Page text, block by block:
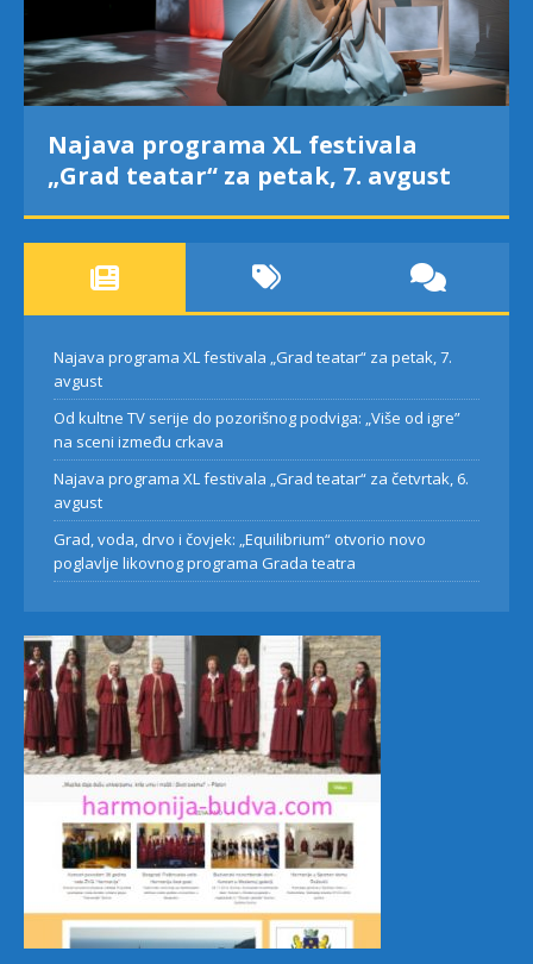
Najava programa XL festivala
„Grad teatar“ za petak, 7. avgust
Najava programa XL festivala „Grad teatar“ za petak, 7.
avgust
Od kultne TV serije do pozorišnog podviga: „Više od igre”
na sceni između crkava
Najava programa XL festivala „Grad teatar“ za četvrtak, 6.
avgust
Grad, voda, drvo i čovjek: „Equilibrium“ otvorio novo
poglavlje likovnog programa Grada teatra